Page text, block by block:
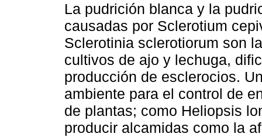
La pudrición blanca y la
causadas por Sclerotium
Sclerotinia sclerotiorum son
cultivos de ajo y lechuga,
producción de esclerocios.
ambiente para el control de
de plantas; como Heliopsis
producir alcamidas como la